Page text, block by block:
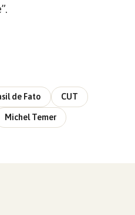
de Fato CUT
Michel Temer